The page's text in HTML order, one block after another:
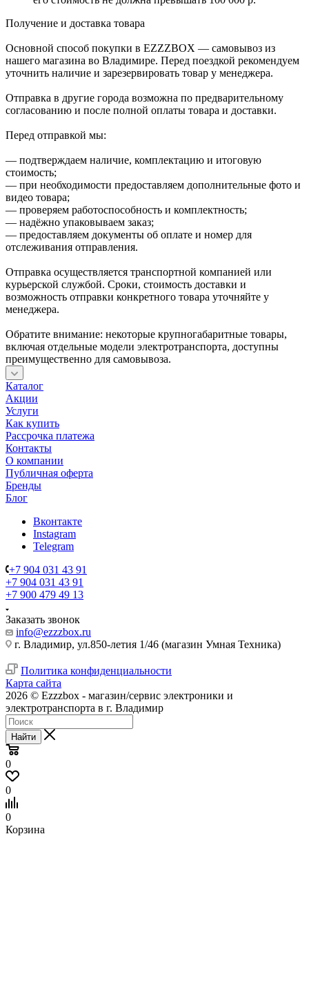
Получение и доставка товара
Основной способ покупки в EZZZBOX — самовывоз из
нашего магазина во Владимире. Перед поездкой рекомендуем
уточнить наличие и зарезервировать товар у менеджера.
Отправка в другие города возможна по предварительному
согласованию и после полной оплаты товара и доставки.
Перед отправкой мы:
— подтверждаем наличие, комплектацию и итоговую
стоимость;
— при необходимости предоставляем дополнительные фото и
видео товара;
— проверяем работоспособность и комплектность;
— надёжно упаковываем заказ;
— предоставляем документы об оплате и номер для
отслеживания отправления.
Отправка осуществляется транспортной компанией или
курьерской службой. Сроки, стоимость доставки и
возможность отправки конкретного товара уточняйте у
менеджера.
Обратите внимание: некоторые крупногабаритные товары,
включая отдельные модели электротранспорта, доступны
преимущественно для самовывоза.
Каталог
Акции
Услуги
Как купить
Рассрочка платежа
Контакты
О компании
Публичная оферта
Бренды
Блог
Вконтакте
Instagram
Telegram
+7 904 031 43 91
+7 904 031 43 91
+7 900 479 49 13
Заказать звонок
info@ezzzbox.ru
г. Владимир, ул.850-летия 1/46 (магазин Умная Техника)
Политика конфиденциальности
Карта сайта
2026 © Ezzzbox - магазин/сервис электроники и
электротранспорта в г. Владимир
Найти
0
0
0
Корзина